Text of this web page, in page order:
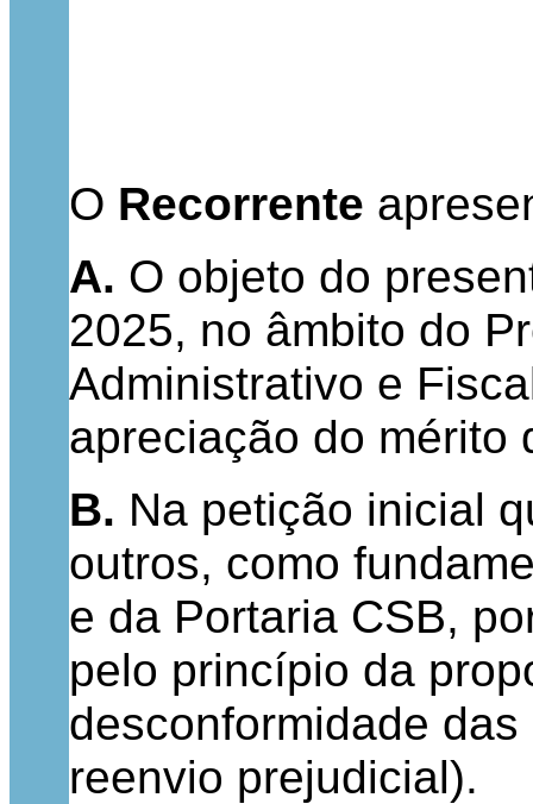
O Recorrente
A. O objeto do
2025, no âmbito do
Administrativo e
apreciação do mérito
B. Na petição inicial
outros, como
e da Portaria CSB,
pelo princípio da
desconformidade
reenvio prejudicial).